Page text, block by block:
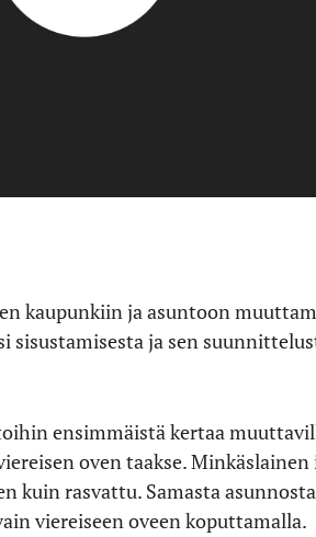
kaupunkiin ja asuntoon
ja sen
ensimmäistä kertaa
oven taakse.
kuin rasvattu. Samasta
viereiseen oveen koputtamalla.